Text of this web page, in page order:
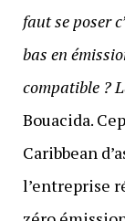
faut se poser
bas en
compatible ?
Bouacida.
Caribbean
l’entreprise